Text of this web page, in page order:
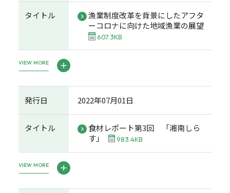
タイトル
漁業制度改革を背景にしたアフタ
ーコロナに向けた地域漁業の展望
607.3KB
VIEW MORE
発行日 2022年07月01日
タイトル
食材レポート第3回 「湘南しら
す」
983.4KB
VIEW MORE